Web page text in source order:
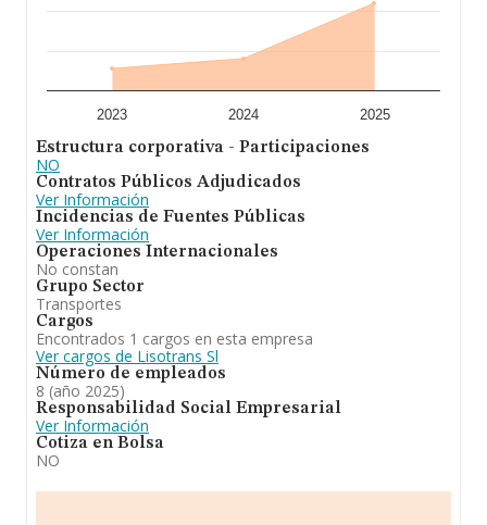
media de empleados es de 5; la antigüedad alcanza los
En conclusión, la actividad de
de mercancías, compraventa de vehículos,
intermediarios del comercio y la importación y
ranking nacional, la empresa ha perdido posiciones
frente al 2024.
2023 2024 2025
Estructura corporativa - Participaciones
NO
Contratos Públicos Adjudicados
Ver Información
Incidencias de Fuentes Públicas
Ver Información
Operaciones Internacionales
No constan
Grupo Sector
Transportes
Cargos
Encontrados 1 cargos en esta empresa
Ver cargos de Lisotrans Sl
Número de empleados
8 (año 2025)
Responsabilidad Social Empresarial
Ver Información
Cotiza en Bolsa
NO